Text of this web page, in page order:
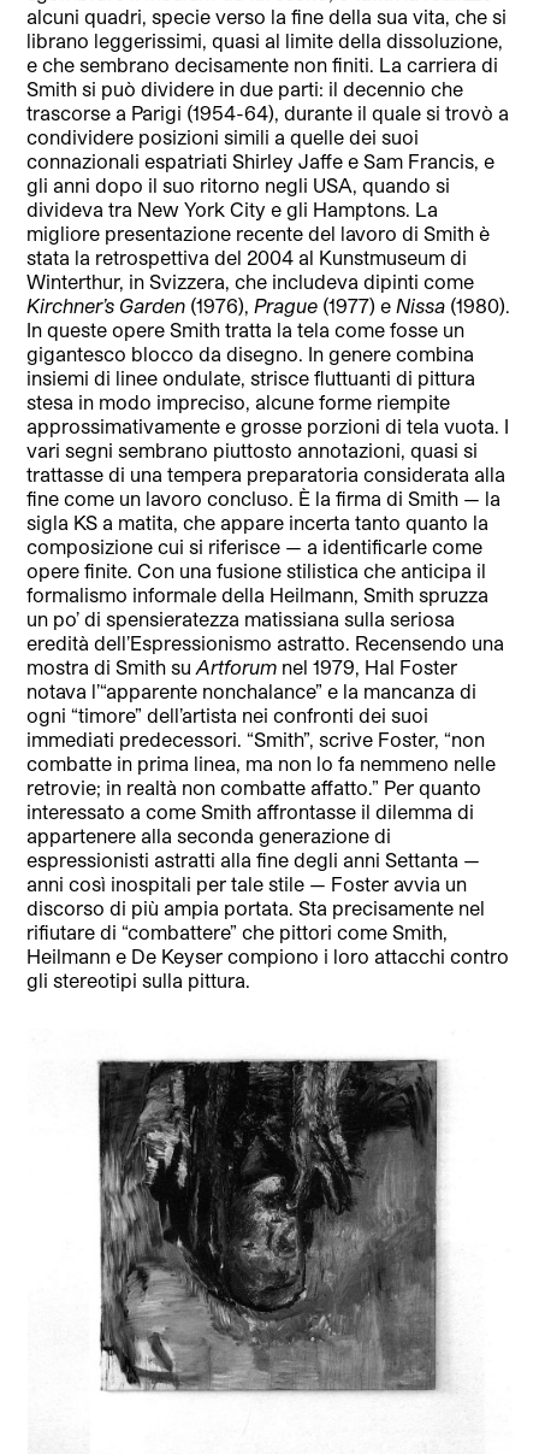
alcuni quadri, specie verso la fine della sua vita, che si
librano leggerissimi, quasi al limite della dissoluzione,
e che sembrano decisamente non finiti. La carriera di
Smith si può dividere in due parti: il decennio che
trascorse a Parigi (1954-64), durante il quale si trovò a
condividere posizioni simili a quelle dei suoi
connazionali espatriati Shirley Jaffe e Sam Francis, e
gli anni dopo il suo ritorno negli USA, quando si
divideva tra New York City e gli Hamptons. La
migliore presentazione recente del lavoro di Smith è
stata la retrospettiva del 2004 al Kunstmuseum di
Winterthur, in Svizzera, che includeva dipinti come
Kirchner’s Garden (1976), Prague (1977) e Nissa (1980).
In queste opere Smith tratta la tela come fosse un
gigantesco blocco da disegno. In genere combina
insiemi di linee ondulate, strisce fluttuanti di pittura
stesa in modo impreciso, alcune forme riempite
approssimativamente e grosse porzioni di tela vuota. I
vari segni sembrano piuttosto annotazioni, quasi si
trattasse di una tempera preparatoria considerata alla
fine come un lavoro concluso. È la firma di Smith — la
sigla KS a matita, che appare incerta tanto quanto la
composizione cui si riferisce — a identificarle come
opere finite. Con una fusione stilistica che anticipa il
formalismo informale della Heilmann, Smith spruzza
un po’ di spensieratezza matissiana sulla seriosa
eredità dell’Espressionismo astratto. Recensendo una
mostra di Smith suArtforum nel 1979, Hal Foster
notava l’“apparente nonchalance” e la mancanza di
ogni “timore” dell’artista nei confronti dei suoi
immediati predecessori. “Smith”, scrive Foster, “non
combatte in prima linea, ma non lo fa nemmeno nelle
retrovie; in realtà non combatte affatto.” Per quanto
interessato a come Smith affrontasse il dilemma di
appartenere alla seconda generazione di
espressionisti astratti alla fine degli anni Settanta —
anni così inospitali per tale stile — Foster avvia un
discorso di più ampia portata. Sta precisamente nel
rifiutare di “combattere” che pittori come Smith,
Heilmann e De Keyser compiono i loro attacchi contro
gli stereotipi sulla pittura.